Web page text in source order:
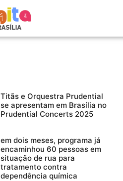
Titãs e Orquestra Prudential
se apresentam em Brasília no
Prudential Concerts 2025
em dois meses, programa já
encaminhou 60 pessoas em
situação de rua para
tratamento contra
dependência química